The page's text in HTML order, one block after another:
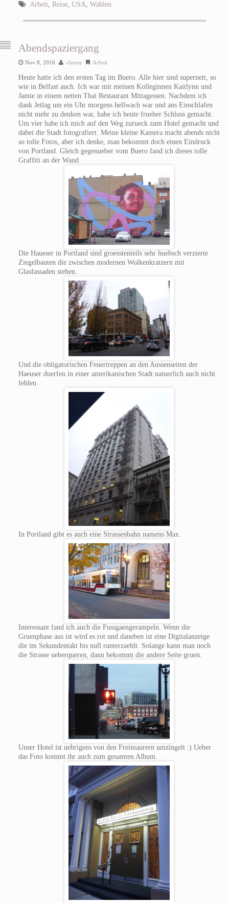
Arbeit, Reise, USA, Wahlen
Abendspaziergang
Nov 8, 2016 cheesy Arbeit
Heute hatte ich den ersten Tag im Buero. Alle hier sind supernett, so
wie in Belfast auch. Ich war mit meinen Kolleginnen Kaitlynn und
Jamie in einem netten Thai Restaurant Mittagessen. Nachdem ich
dank Jetlag um ein Uhr morgens hellwach war und ans Einschlafen
nicht mehr zu denken war, habe ich heute frueher Schluss gemacht.
Um vier habe ich mich auf den Weg zurueck zum Hotel gemacht und
dabei die Stadt fotografiert. Meine kleine Kamera macht abends nicht
so tolle Fotos, aber ich denke, man bekommt doch einen Eindruck
von Portland. Gleich gegenueber vom Buero fand ich dieses tolle
Graffiti an der Wand
Die Haueser in Portland sind groesstenteils sehr huebsch verzierte
Ziegelbauten die zwischen modernen Wolkenkratzern mit
Glasfassaden stehen.
Und die obligatorischen Feuertreppen an den Aussenseiten der
Haeuser duerfen in einer amerikanischen Stadt natuerlich auch nicht
fehlen.
In Portland gibt es auch eine Strassenbahn namens Max.
Interessant fand ich auch die Fussgaengerampeln. Wenn die
Gruenphase aus ist wird es rot und daneben ist eine Digitalanzeige
die im Sekundentakt bis null runterzaehlt. Solange kann man noch
die Strasse ueberqueren, dann bekommt die andere Seite gruen.
Unser Hotel ist uebrigens von den Freimaurern umzingelt :) Ueber
das Foto kommt ihr auch zum gesamten Album.